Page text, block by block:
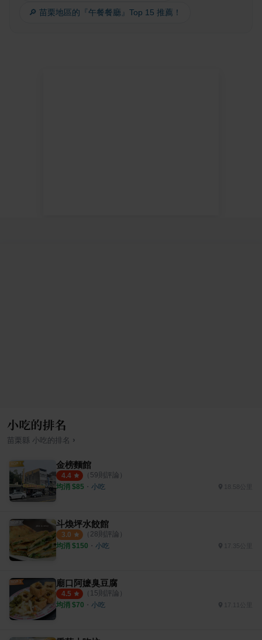
🔎 苗栗地區的『午餐餐廳』Top 15 推薦！
小吃的排名
苗栗縣 小吃 的排名 ›
金榜麵館
4.4 （ 59則評論）
均消 $85 ・ 小吃 18.58公里
斗煥坪水餃館
3.0 （ 28則評論）
均消 $150 ・ 小吃 17.35公里
廟口阿嬷臭豆腐
4.5 （ 15則評論）
均消 $70 ・ 小吃